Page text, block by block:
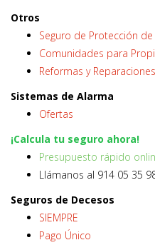
Otros
Seguro de Protección de
Comunidades para
Reformas y
Sistemas de Alarma
Ofertas
¡Calcula tu seguro ahora!
Presupuesto rápido
Llámanos al 914 05 35
Seguros de Decesos
SIEMPRE
Pago Único